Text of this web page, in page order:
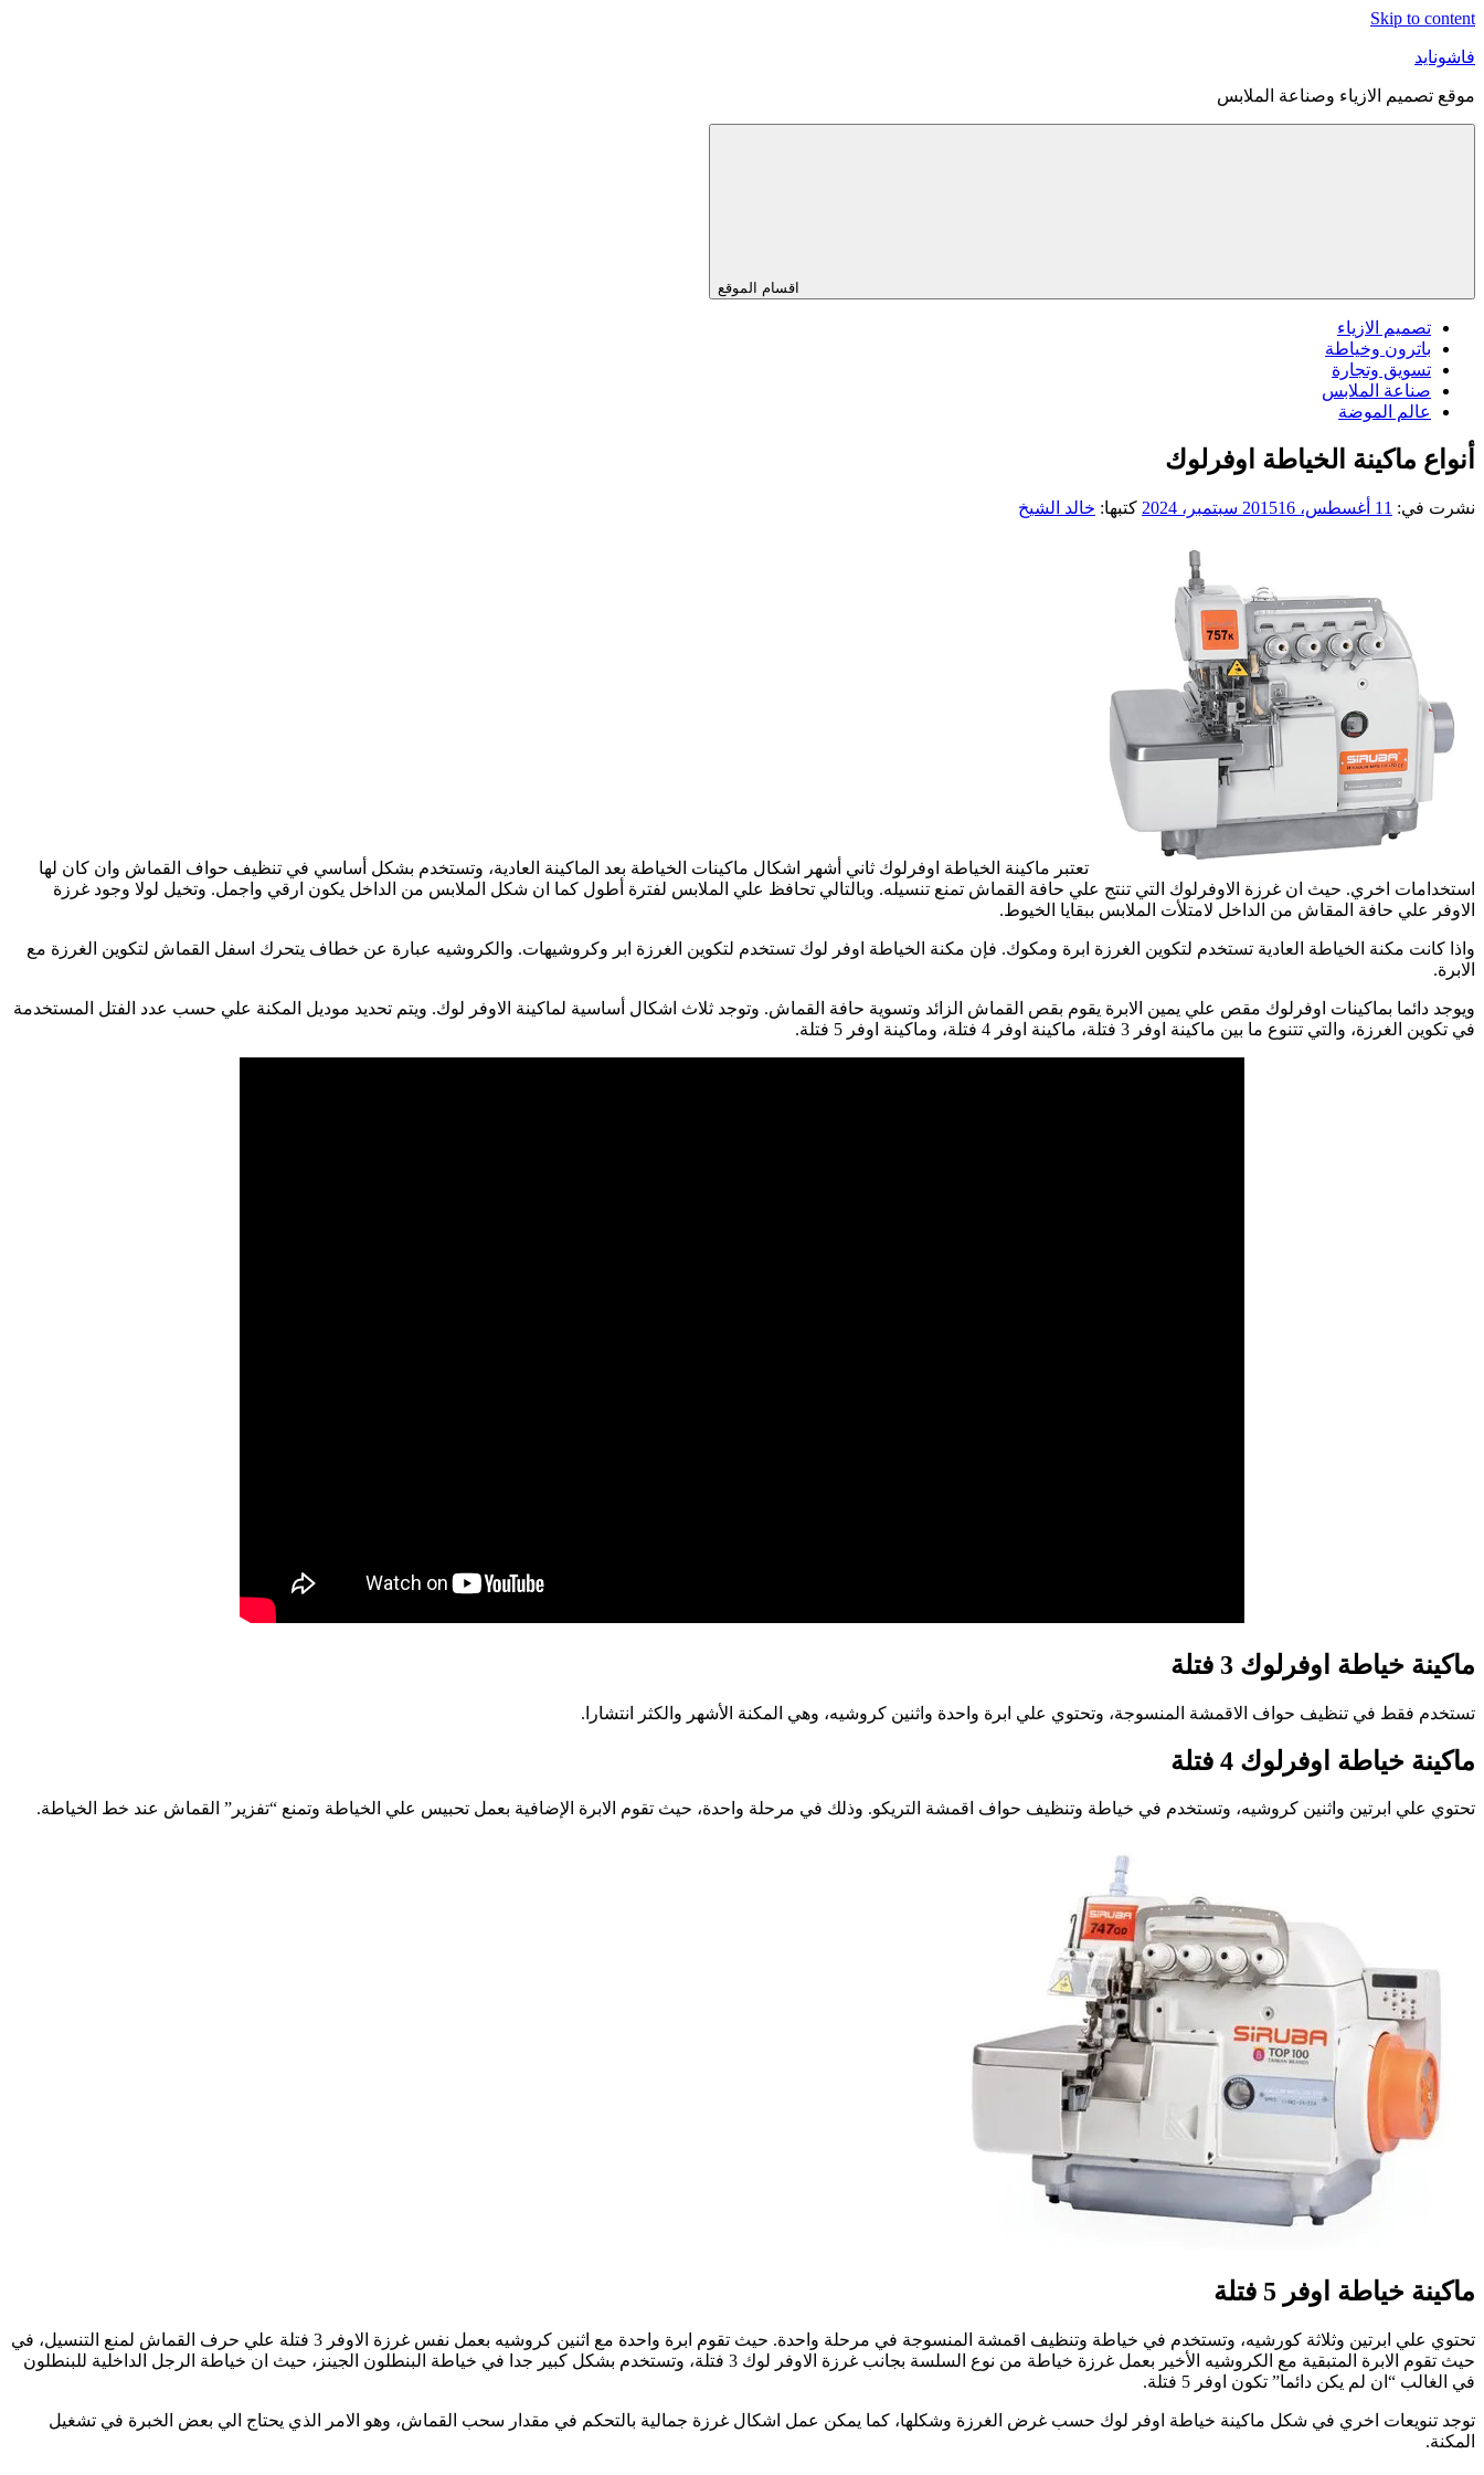
Skip to content
فاشونايد
موقع تصميم الازياء وصناعة الملابس
اقسام الموقع
تصميم الازياء
باترون وخياطة
تسويق وتجارة
صناعة الملابس
عالم الموضة
أنواع ماكينة الخياطة اوفرلوك
نشرت في: 11 أغسطس، 2015 16 سبتمبر، 2024 كتبها: خالد الشيخ
تعتبر ماكينة الخياطة اوفرلوك ثاني أشهر اشكال ماكينات الخياطة بعد الماكينة العادية، وتستخدم بشكل أساسي في تنظيف حواف القماش وان كان لها
استخدامات اخري. حيث ان غرزة الاوفرلوك التي تنتج علي حافة القماش تمنع تنسيله. وبالتالي تحافظ علي الملابس لفترة أطول كما ان شكل الملابس من الداخل يكون ارقي واجمل. وتخيل لولا وجود غرزة
الاوفر علي حافة المقاش من الداخل لامتلأت الملابس ببقايا الخيوط.
واذا كانت مكنة الخياطة العادية تستخدم لتكوين الغرزة ابرة ومكوك. فإن مكنة الخياطة اوفر لوك تستخدم لتكوين الغرزة ابر وكروشيهات. والكروشيه عبارة عن خطاف يتحرك اسفل القماش لتكوين الغرزة مع
الابرة.
ويوجد دائما بماكينات اوفرلوك مقص علي يمين الابرة يقوم بقص القماش الزائد وتسوية حافة القماش. وتوجد ثلاث اشكال أساسية لماكينة الاوفر لوك. ويتم تحديد موديل المكنة علي حسب عدد الفتل المستخدمة
في تكوين الغرزة، والتي تتنوع ما بين ماكينة اوفر 3 فتلة، ماكينة اوفر 4 فتلة، وماكينة اوفر 5 فتلة.
ماكينة خياطة اوفرلوك 3 فتلة
تستخدم فقط في تنظيف حواف الاقمشة المنسوجة، وتحتوي علي ابرة واحدة واثنين كروشيه، وهي المكنة الأشهر والكثر انتشارا.
ماكينة خياطة اوفرلوك 4 فتلة
تحتوي علي ابرتين واثنين كروشيه، وتستخدم في خياطة وتنظيف حواف اقمشة التريكو. وذلك في مرحلة واحدة، حيث تقوم الابرة الإضافية بعمل تحبيس علي الخياطة وتمنع “تفزير” القماش عند خط الخياطة.
ماكينة خياطة اوفر 5 فتلة
تحتوي علي ابرتين وثلاثة كورشيه، وتستخدم في خياطة وتنظيف اقمشة المنسوجة في مرحلة واحدة. حيث تقوم ابرة واحدة مع اثنين كروشيه بعمل نفس غرزة الاوفر 3 فتلة علي حرف القماش لمنع التنسيل، في
حيث تقوم الابرة المتبقية مع الكروشيه الأخير بعمل غرزة خياطة من نوع السلسة بجانب غرزة الاوفر لوك 3 فتلة، وتستخدم بشكل كبير جدا في خياطة البنطلون الجينز، حيث ان خياطة الرجل الداخلية للبنطلون
في الغالب “ان لم يكن دائما” تكون اوفر 5 فتلة.
توجد تنويعات اخري في شكل ماكينة خياطة اوفر لوك حسب غرض الغرزة وشكلها، كما يمكن عمل اشكال غرزة جمالية بالتحكم في مقدار سحب القماش، وهو الامر الذي يحتاج الي بعض الخبرة في تشغيل
المكنة.